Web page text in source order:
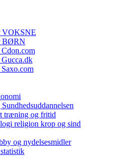
VOKSNE
BØRN
Cdon.com
Gucca.dk
træning og fritid
religion krop og sind
og nydelsesmidler